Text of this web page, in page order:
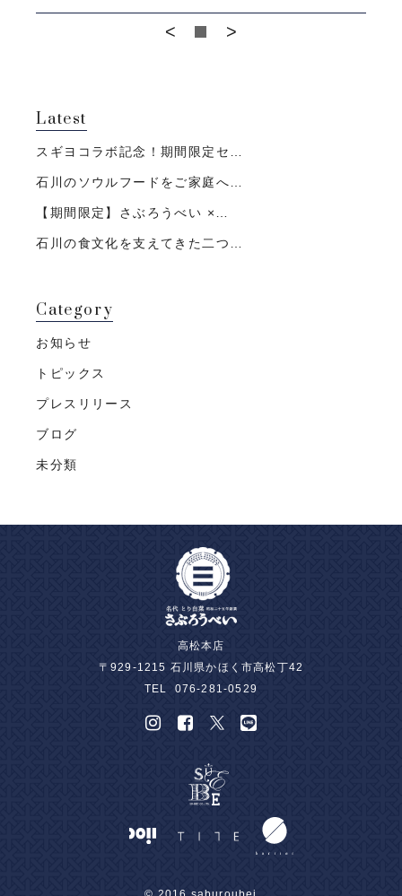
< >
Latest
スギヨコラボ記念！期間限定セ…
石川のソウルフードをご家庭へ…
【期間限定】さぶろうべい ×…
石川の食文化を支えてきた二つ…
Category
お知らせ
トピックス
プレスリリース
ブログ
未分類
高松本店
〒929-1215 石川県かほく市高松丁42
TEL
076-281-0529